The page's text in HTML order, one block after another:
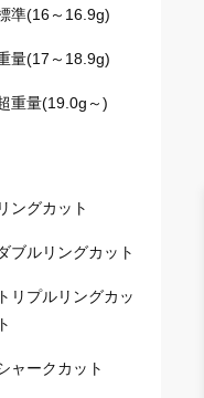
準(16～16.9g)
量(17～18.9g)
重量(19.0g～)
リングカット
ブルリングカット
トリプルリングカッ
ト
ャークカット